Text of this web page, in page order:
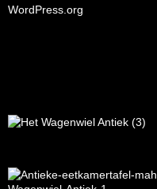
WordPress.org